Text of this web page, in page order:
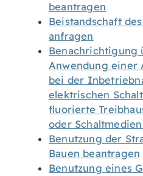
beantragen
Beistandschaft
anfragen
Benachrichtigung
Anwendung einer
bei der
elektrischen
fluorierte
oder
Benutzung der
Bauen beantragen
Benutzung eines